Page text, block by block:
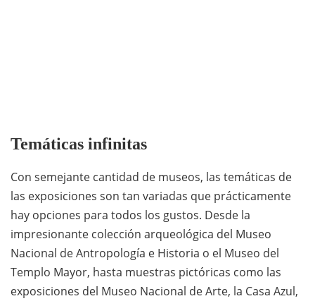
Temáticas infinitas
Con semejante cantidad de museos, las temáticas de
las exposiciones son tan variadas que prácticamente
hay opciones para todos los gustos. Desde la
impresionante colección arqueológica del Museo
Nacional de Antropología e Historia o el Museo del
Templo Mayor, hasta muestras pictóricas como las
exposiciones del Museo Nacional de Arte, la Casa Azul,